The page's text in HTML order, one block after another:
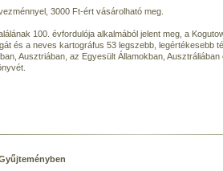
3000 Ft-ért vásárolható meg.
100. évfordulója alkalmából jelent meg, a
és a neves kartográfus 53 legszebb, legértékesebb
Ausztriában, az Egyesült Államokban,